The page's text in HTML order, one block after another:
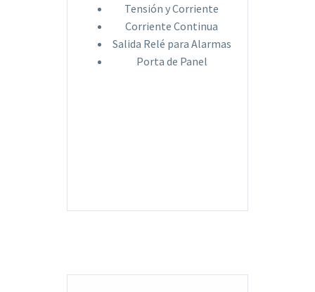
Tensión y Corriente
Corriente Continua
Salida Relé para Alarmas
Porta de Panel